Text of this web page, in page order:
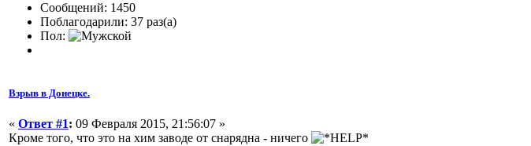
Сообщений: 1450
Поблагодарили: 37 раз(а)
Пол:
Взрыв в Донецке.
« Ответ #1: 09 Февраля 2015, 21:56:07 »
Кроме того, что это на хим заводе от снарядна - ничего